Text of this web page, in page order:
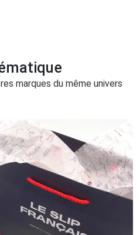
marques du même univers